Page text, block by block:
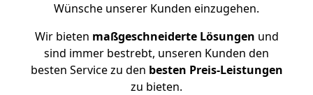
Wünsche unserer Kunden einzugehen.
Wir bieten maßgeschneiderte Lösungen und
sind immer bestrebt, unseren Kunden den
besten Service zu den besten Preis-Leistungen
zu bieten.